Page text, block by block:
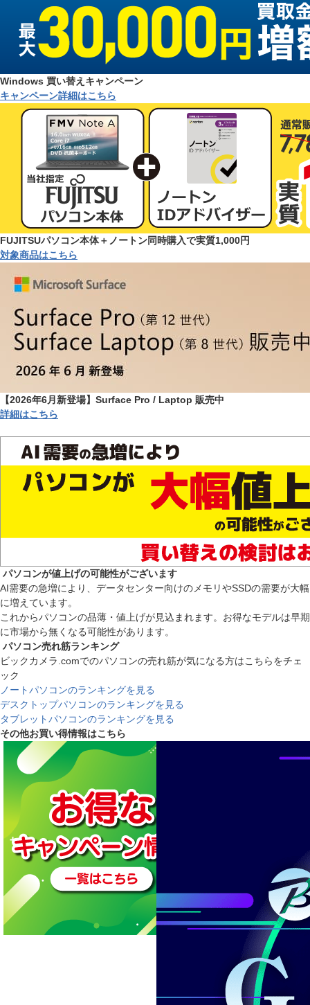
Windows 買い替えキャンペーン
キャンペーン詳細はこちら
FUJITSUパソコン本体＋ノートン同時購入で実質1,000円
対象商品はこちら
【2026年6月新登場】Surface Pro / Laptop 販売中
詳細はこちら
パソコンが値上げの可能性がございます
AI需要の急増により、データセンター向けのメモリやSSDの需要が大幅
に増えています。
これからパソコンの品薄・値上げが見込まれます。お得なモデルは早期
に市場から無くなる可能性があります。
パソコン売れ筋ランキング
ビックカメラ.comでのパソコンの売れ筋が気になる方はこちらをチェ
ック
ノートパソコンのランキングを見る
デスクトップパソコンのランキングを見る
タブレットパソコンのランキングを見る
その他お買い得情報はこちら